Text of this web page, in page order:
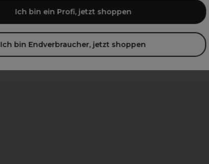
Ich bin ein Profi, jetzt shoppen
Ich bin Endverbraucher, jetzt shoppen